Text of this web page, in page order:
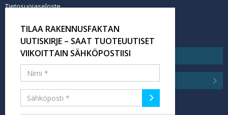
Tietosuojaseloste
Tilaa uutiskirje
TILAA RAKENNUSFAKTAN
UUTISKIRJE – SAAT TUOTEUUTISET
VIIKOITTAIN SÄHKÖPOSTIISI